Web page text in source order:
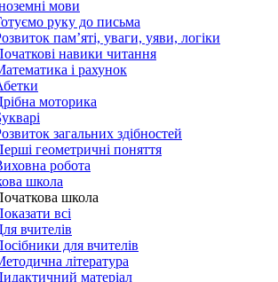
мови
руку до письма
пам’яті, уваги, уяви, логіки
навики читання
і рахунок
моторика
загальних здібностей
геометричні поняття
робота
школа
школа
всі
вчителів
для вчителів
література
матеріал